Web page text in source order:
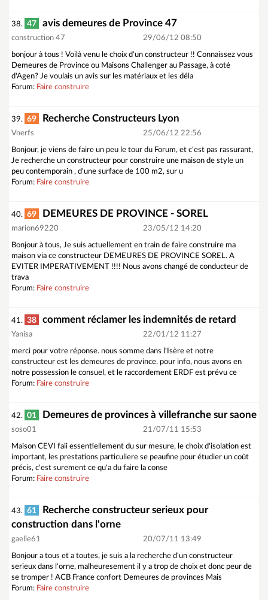
38. 47 avis demeures de Province 47
construction 47 29/06/12 08:50
bonjour à tous ! Voilà venu le choix d'un constructeur !! Connaissez vous
Demeures de Province ou Maisons Challenger au Passage, à coté
d'Agen? Je voulais un avis sur les matériaux et les déla
Forum: Faire construire
39. 69 Recherche Constructeurs Lyon
Vnerfs 25/06/12 22:56
Bonjour, je viens de faire un peu le tour du Forum, et c'est pas rassurant,
Je recherche un constructeur pour construire une maison de style un
peu contemporain , d'une surface de 100 m2, sur u
Forum: Faire construire
40. 69 DEMEURES DE PROVINCE - SOREL
marion69220 23/05/12 14:20
Bonjour à tous, Je suis actuellement en train de faire construire ma
maison via ce constructeur DEMEURES DE PROVINCE SOREL. A
EVITER IMPERATIVEMENT !!!! Nous avons changé de conducteur de
trava
Forum: Faire construire
41. 38 comment réclamer les indemnités de retard
Yanisa 22/01/12 11:27
merci pour votre réponse. nous somme dans l'Isère et notre
constructeur est les demeures de province. pour info, nous avons en
notre possession le consuel, et le raccordement ERDF est prévu ce
Forum: Faire construire
42. 01 Demeures de provinces à villefranche sur saone
soso01 21/07/11 15:53
Maison CEVI faii essentiellement du sur mesure, le choix d'isolation est
important, les prestations particuliere se peaufine pour étudier un coût
précis, c'est surement ce qu'a du faire la conse
Forum: Faire construire
43. 61
Recherche constructeur serieux pour
construction dans l'orne
gaelle61 20/07/11 13:49
Bonjour a tous et a toutes, je suis a la recherche d'un constructeur
serieux dans l'orne, malheuresement il y a trop de choix et donc peur de
se tromper ! ACB France confort Demeures de provinces Mais
Forum: Faire construire